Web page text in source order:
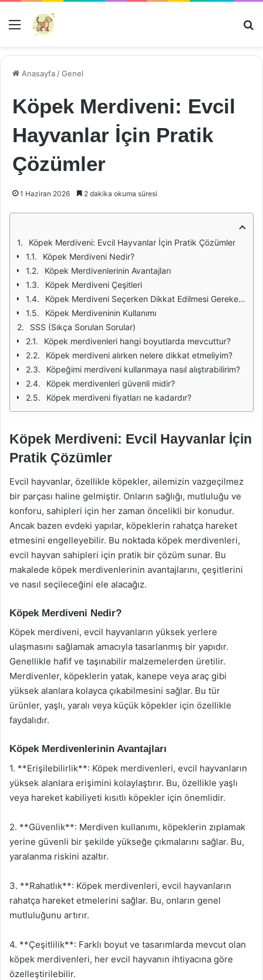
Menü
Anasayfa /Genel
Köpek Merdiveni: Evcil
Hayvanlar İçin Pratik
Çözümler
1 Haziran 2026 2 dakika okuma süresi
Köpek Merdiveni: Evcil Hayvanlar İçin Pratik Çözümler
Köpek Merdiveni Nedir?
Köpek Merdivenlerinin Avantajları
Köpek Merdiveni Çeşitleri
Köpek Merdiveni Seçerken Dikkat Edilmesi Gerekenler
Köpek Merdiveninin Kullanımı
SSS (Sıkça Sorulan Sorular)
Köpek merdivenleri hangi boyutlarda mevcuttur?
Köpek merdiveni alırken nelere dikkat etmeliyim?
Köpeğimi merdiveni kullanmaya nasıl alıştırabilirim?
Köpek merdivenleri güvenli midir?
Köpek merdiveni fiyatları ne kadardır?
Köpek Merdiveni: Evcil Hayvanlar İçin
Pratik Çözümler
Evcil hayvanlar, özellikle köpekler, ailemizin vazgeçilmez
bir parçası haline gelmiştir. Onların sağlığı, mutluluğu ve
konforu, sahipleri için her zaman öncelikli bir konudur.
Ancak bazen evdeki yapılar, köpeklerin rahatça hareket
etmesini engelleyebilir. Bu noktada köpek merdivenleri,
evcil hayvan sahipleri için pratik bir çözüm sunar. Bu
makalede köpek merdivenlerinin avantajlarını, çeşitlerini
ve nasıl seçileceğini ele alacağız.
Köpek Merdiveni Nedir?
Köpek merdiveni, evcil hayvanların yüksek yerlere
ulaşmasını sağlamak amacıyla tasarlanmış bir yapıdır.
Genellikle hafif ve taşınabilir malzemelerden üretilir.
Merdivenler, köpeklerin yatak, kanepe veya araç gibi
yüksek alanlara kolayca çıkabilmesini sağlar. Bu tür
ürünler, yaşlı, yaralı veya küçük köpekler için özellikle
faydalıdır.
Köpek Merdivenlerinin Avantajları
1. **Erişilebilirlik**: Köpek merdivenleri, evcil hayvanların
yüksek alanlara erişimini kolaylaştırır. Bu, özellikle yaşlı
veya hareket kabiliyeti kısıtlı köpekler için önemlidir.
2. **Güvenlik**: Merdiven kullanımı, köpeklerin zıplamak
yerine güvenli bir şekilde yükseğe çıkmalarını sağlar. Bu,
yaralanma riskini azaltır.
3. **Rahatlık**: Köpek merdivenleri, evcil hayvanların
rahatça hareket etmelerini sağlar. Bu, onların genel
mutluluğunu artırır.
4. **Çeşitlilik**: Farklı boyut ve tasarımlarda mevcut olan
köpek merdivenleri, her evcil hayvanın ihtiyacına göre
özelleştirilebilir.